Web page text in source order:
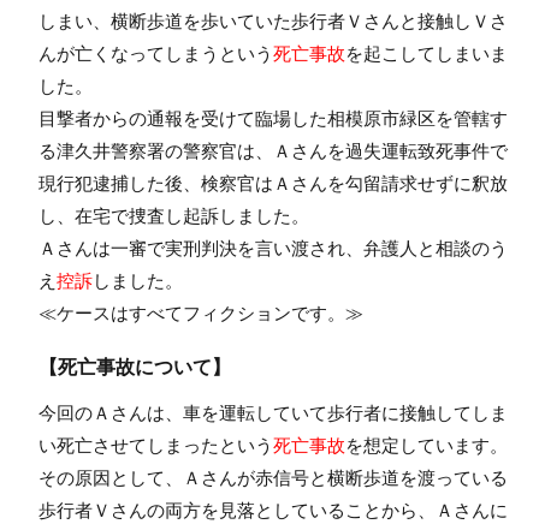
しまい、横断歩道を歩いていた歩行者Ｖさんと接触しＶさ
んが亡くなってしまうという 死亡事故を起こしてしまいま
した。
目撃者からの通報を受けて臨場した相模原市緑区を管轄す
る津久井警察署の警察官は、Ａさんを過失運転致死事件で
現行犯逮捕した後、検察官はＡさんを勾留請求せずに釈放
し、在宅で捜査し起訴しました。
Ａさんは一審で実刑判決を言い渡され、弁護人と相談のう
え 控訴しました。
≪ケースはすべてフィクションです。≫
【死亡事故について】
今回のＡさんは、車を運転していて歩行者に接触してしま
い死亡させてしまったという 死亡事故を想定しています。
その原因として、Ａさんが赤信号と横断歩道を渡っている
歩行者Ｖさんの両方を見落としていることから、Ａさんに